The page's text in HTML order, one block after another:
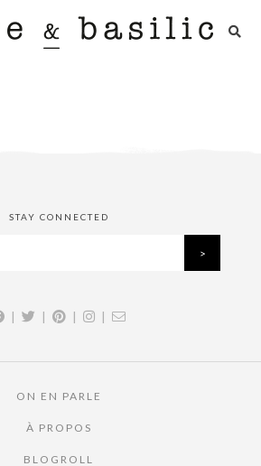
STAY CONNECTED
| | | |
ON EN PARLE
À PROPOS
BLOGROLL